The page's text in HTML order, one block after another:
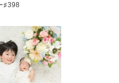
♯398